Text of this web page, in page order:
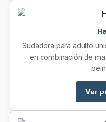
Sudadera para adulto
en combinación de
Ver